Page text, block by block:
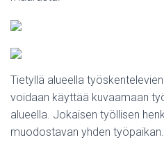
Tietyllä alueella
voidaan käyttää kuvaamaan
alueella. Jokaisen työllisen
muodostavan yhden